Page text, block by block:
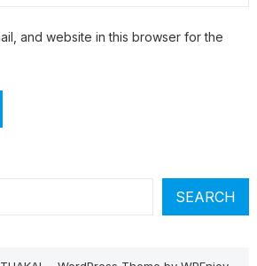
and website in this browser for the
SEARCH